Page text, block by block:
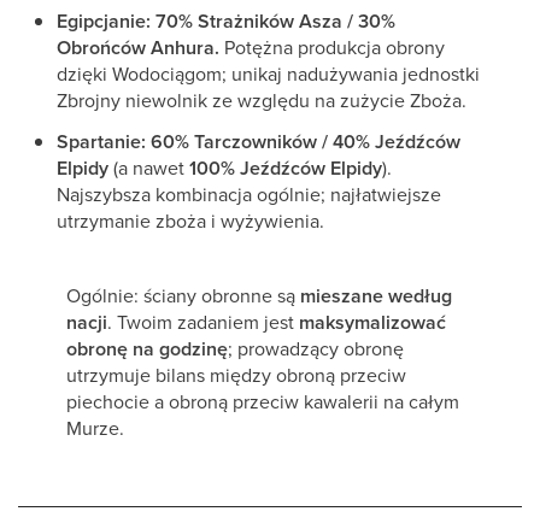
Egipcjanie: 70% Strażników Asza / 30%
Obrońców Anhura. Potężna produkcja obrony
dzięki Wodociągom; unikaj nadużywania jednostki
Zbrojny niewolnik ze względu na zużycie Zboża.
Spartanie: 60% Tarczowników / 40% Jeźdźców
Elpidy(a nawet100% Jeźdźców Elpidy).
Najszybsza kombinacja ogólnie; najłatwiejsze
utrzymanie zboża i wyżywienia.
Ogólnie: ściany obronne są mieszane według
nacji. Twoim zadaniem jest maksymalizować
obronę na godzinę; prowadzący obronę
utrzymuje bilans między obroną przeciw
piechocie a obroną przeciw kawalerii na całym
Murze.